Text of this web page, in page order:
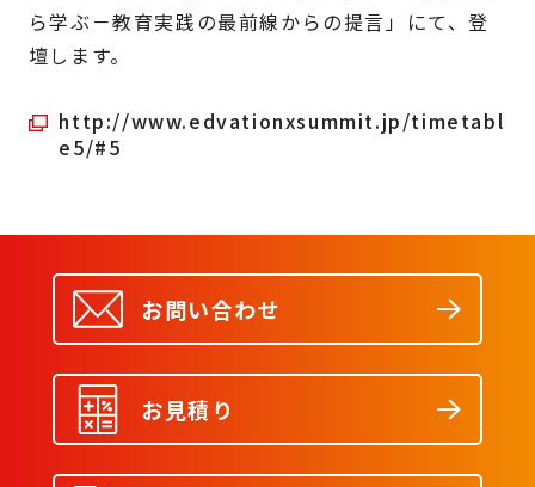
ら学ぶ－教育実践の最前線からの提言」にて、登
壇します。
http://www.edvationxsummit.jp/timetabl
e5/#5
お問い合わせ
お見積り